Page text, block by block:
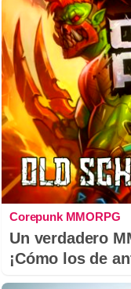
Corepunk MMORPG
Un verdadero
¡Cómo los de